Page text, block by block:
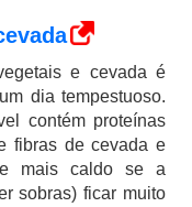
e cevada é
dia tempestuoso.
contém proteínas
fibras de cevada e
mais caldo se a
sobras) ficar muito